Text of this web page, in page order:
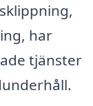
har
tjänster